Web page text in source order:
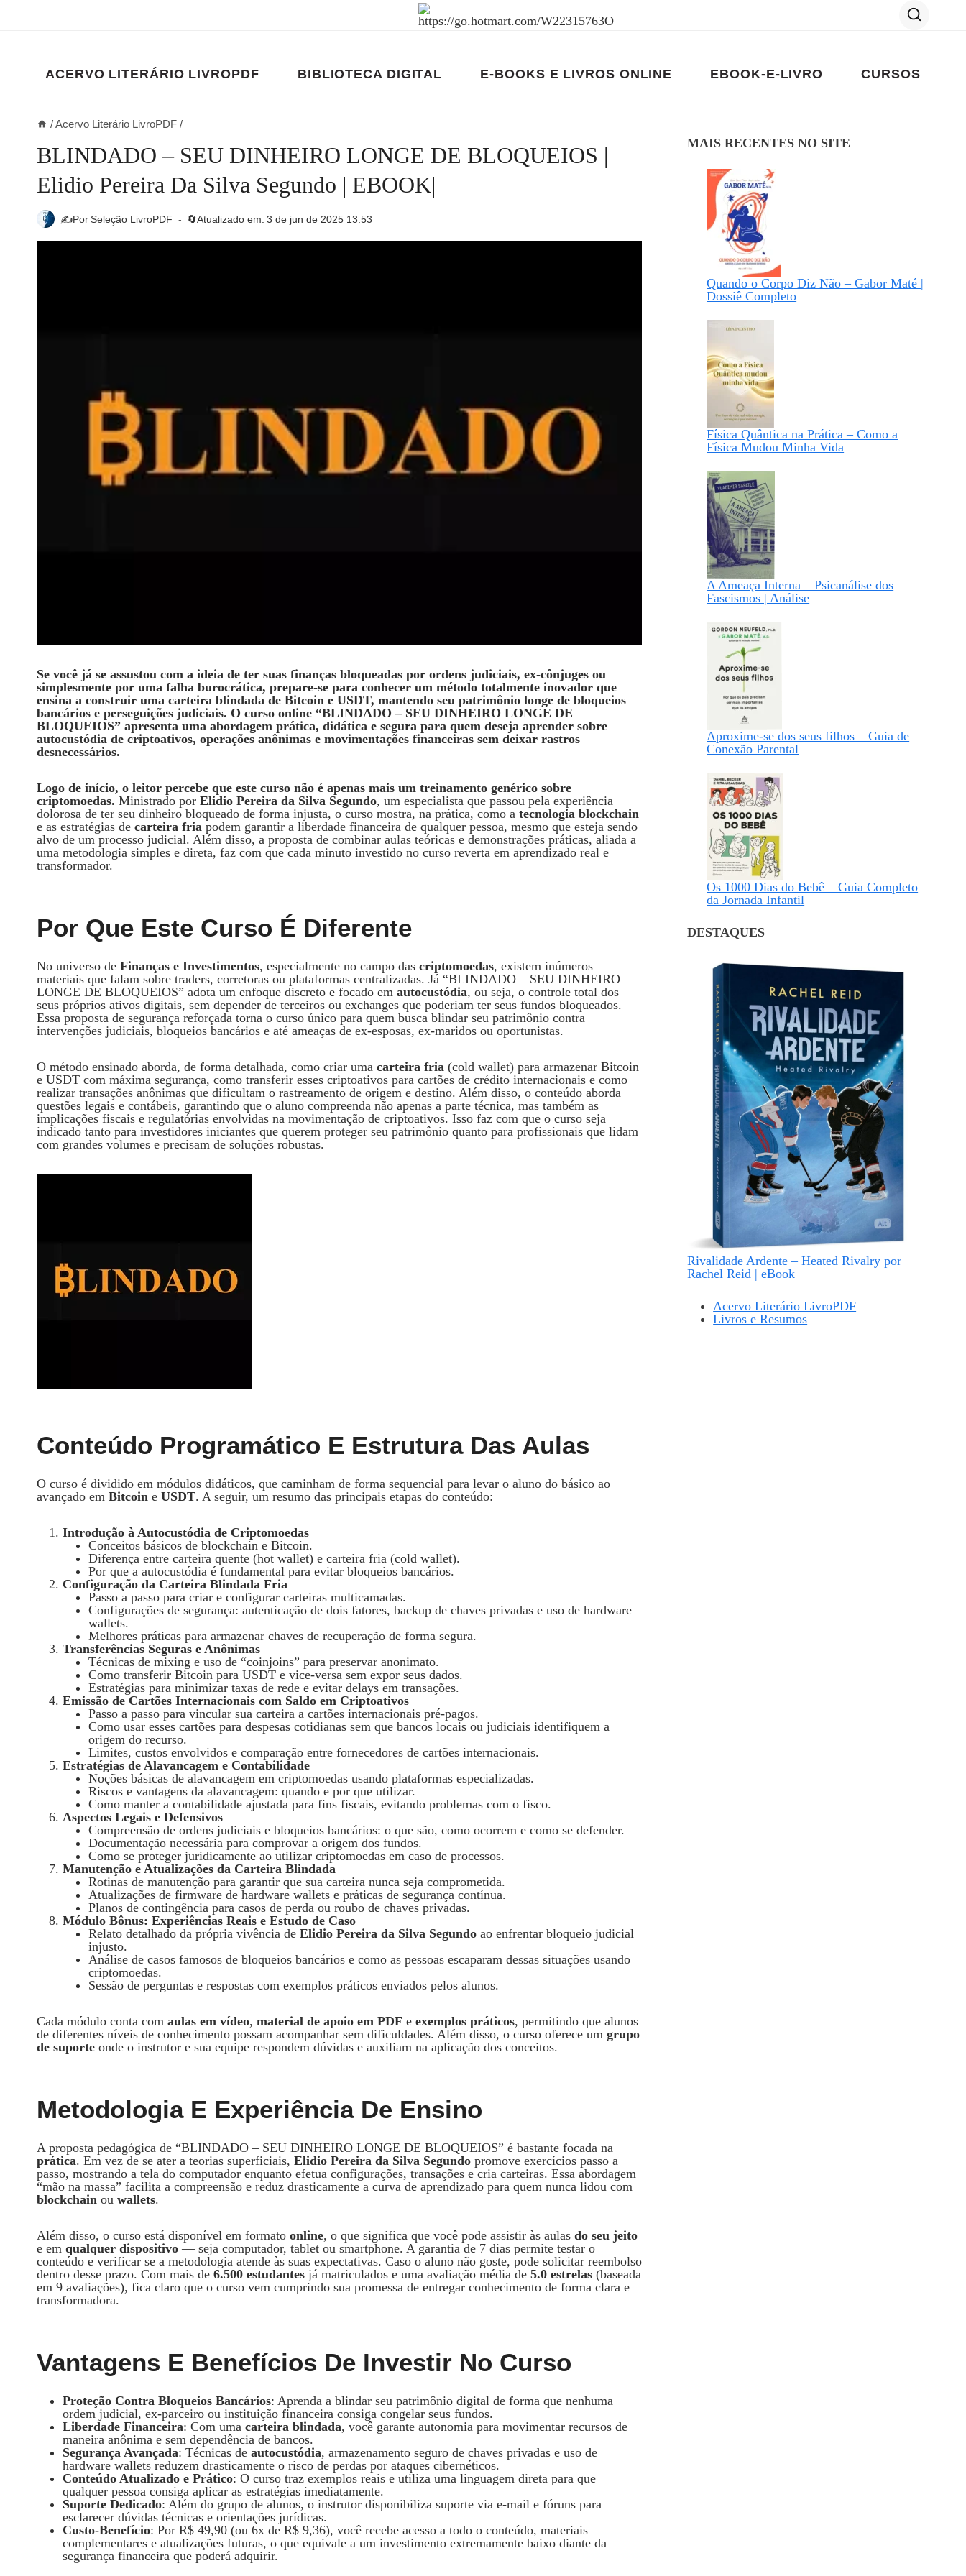
ACERVO LITERÁRIO LIVROPDF BIBLIOTECA DIGITAL E-BOOKS E LIVROS ONLINE EBOOK-E-LIVRO CURSOS
/Acervo Literário LivroPDF /
BLINDADO – SEU DINHEIRO LONGE DE BLOQUEIOS |
Elidio Pereira Da Silva Segundo | EBOOK|
✍️PorSeleção LivroPDF 🔄Atualizado em: 3 de jun de 2025 13:53
Se você já se assustou com a ideia de ter suas finanças bloqueadas por ordens judiciais, ex-cônjuges ou
simplesmente por uma falha burocrática, prepare-se para conhecer um método totalmente inovador que
ensina a construir uma carteira blindada de Bitcoin e USDT, mantendo seu patrimônio longe de bloqueios
bancários e perseguições judiciais. O curso online “BLINDADO – SEU DINHEIRO LONGE DE
BLOQUEIOS” apresenta uma abordagem prática, didática e segura para quem deseja aprender sobre
autocustódia de criptoativos, operações anônimas e movimentações financeiras sem deixar rastros
desnecessários.
Logo de início, o leitor percebe que este curso não é apenas mais um treinamento genérico sobre
criptomoedas. Ministrado por Elidio Pereira da Silva Segundo, um especialista que passou pela experiência
dolorosa de ter seu dinheiro bloqueado de forma injusta, o curso mostra, na prática, como a tecnologia blockchain
e as estratégias de carteira fria podem garantir a liberdade financeira de qualquer pessoa, mesmo que esteja sendo
alvo de um processo judicial. Além disso, a proposta de combinar aulas teóricas e demonstrações práticas, aliada a
uma metodologia simples e direta, faz com que cada minuto investido no curso reverta em aprendizado real e
transformador.
Por Que Este Curso É Diferente
No universo de Finanças e Investimentos, especialmente no campo das criptomoedas, existem inúmeros
materiais que falam sobre traders, corretoras ou plataformas centralizadas. Já “BLINDADO – SEU DINHEIRO
LONGE DE BLOQUEIOS” adota um enfoque discreto e focado em autocustódia, ou seja, o controle total dos
seus próprios ativos digitais, sem depender de terceiros ou exchanges que poderiam ter seus fundos bloqueados.
Essa proposta de segurança reforçada torna o curso único para quem busca blindar seu patrimônio contra
intervenções judiciais, bloqueios bancários e até ameaças de ex-esposas, ex-maridos ou oportunistas.
O método ensinado aborda, de forma detalhada, como criar uma carteira fria (cold wallet) para armazenar Bitcoin
e USDT com máxima segurança, como transferir esses criptoativos para cartões de crédito internacionais e como
realizar transações anônimas que dificultam o rastreamento de origem e destino. Além disso, o conteúdo aborda
questões legais e contábeis, garantindo que o aluno compreenda não apenas a parte técnica, mas também as
implicações fiscais e regulatórias envolvidas na movimentação de criptoativos. Isso faz com que o curso seja
indicado tanto para investidores iniciantes que querem proteger seu patrimônio quanto para profissionais que lidam
com grandes volumes e precisam de soluções robustas.
Conteúdo Programático E Estrutura Das Aulas
O curso é dividido em módulos didáticos, que caminham de forma sequencial para levar o aluno do básico ao
avançado em Bitcoin e USDT. A seguir, um resumo das principais etapas do conteúdo:
Introdução à Autocustódia de Criptomoedas
Conceitos básicos de blockchain e Bitcoin.
Diferença entre carteira quente (hot wallet) e carteira fria (cold wallet).
Por que a autocustódia é fundamental para evitar bloqueios bancários.
Configuração da Carteira Blindada Fria
Passo a passo para criar e configurar carteiras multicamadas.
Configurações de segurança: autenticação de dois fatores, backup de chaves privadas e uso de hardware
wallets.
Melhores práticas para armazenar chaves de recuperação de forma segura.
Transferências Seguras e Anônimas
Técnicas de mixing e uso de “coinjoins” para preservar anonimato.
Como transferir Bitcoin para USDT e vice-versa sem expor seus dados.
Estratégias para minimizar taxas de rede e evitar delays em transações.
Emissão de Cartões Internacionais com Saldo em Criptoativos
Passo a passo para vincular sua carteira a cartões internacionais pré-pagos.
Como usar esses cartões para despesas cotidianas sem que bancos locais ou judiciais identifiquem a
origem do recurso.
Limites, custos envolvidos e comparação entre fornecedores de cartões internacionais.
Estratégias de Alavancagem e Contabilidade
Noções básicas de alavancagem em criptomoedas usando plataformas especializadas.
Riscos e vantagens da alavancagem: quando e por que utilizar.
Como manter a contabilidade ajustada para fins fiscais, evitando problemas com o fisco.
Aspectos Legais e Defensivos
Compreensão de ordens judiciais e bloqueios bancários: o que são, como ocorrem e como se defender.
Documentação necessária para comprovar a origem dos fundos.
Como se proteger juridicamente ao utilizar criptomoedas em caso de processos.
Manutenção e Atualizações da Carteira Blindada
Rotinas de manutenção para garantir que sua carteira nunca seja comprometida.
Atualizações de firmware de hardware wallets e práticas de segurança contínua.
Planos de contingência para casos de perda ou roubo de chaves privadas.
Módulo Bônus: Experiências Reais e Estudo de Caso
Relato detalhado da própria vivência de Elidio Pereira da Silva Segundo ao enfrentar bloqueio judicial
injusto.
Análise de casos famosos de bloqueios bancários e como as pessoas escaparam dessas situações usando
criptomoedas.
Sessão de perguntas e respostas com exemplos práticos enviados pelos alunos.
Cada módulo conta com aulas em vídeo, material de apoio em PDF e exemplos práticos, permitindo que alunos
de diferentes níveis de conhecimento possam acompanhar sem dificuldades. Além disso, o curso oferece um grupo
de suporte onde o instrutor e sua equipe respondem dúvidas e auxiliam na aplicação dos conceitos.
Metodologia E Experiência De Ensino
A proposta pedagógica de “BLINDADO – SEU DINHEIRO LONGE DE BLOQUEIOS” é bastante focada na
prática. Em vez de se ater a teorias superficiais, Elidio Pereira da Silva Segundo promove exercícios passo a
passo, mostrando a tela do computador enquanto efetua configurações, transações e cria carteiras. Essa abordagem
“mão na massa” facilita a compreensão e reduz drasticamente a curva de aprendizado para quem nunca lidou com
blockchain ou wallets.
Além disso, o curso está disponível em formato online, o que significa que você pode assistir às aulas do seu jeito
e em qualquer dispositivo — seja computador, tablet ou smartphone. A garantia de 7 dias permite testar o
conteúdo e verificar se a metodologia atende às suas expectativas. Caso o aluno não goste, pode solicitar reembolso
dentro desse prazo. Com mais de 6.500 estudantes já matriculados e uma avaliação média de 5.0 estrelas (baseada
em 9 avaliações), fica claro que o curso vem cumprindo sua promessa de entregar conhecimento de forma clara e
transformadora.
Vantagens E Benefícios De Investir No Curso
Proteção Contra Bloqueios Bancários: Aprenda a blindar seu patrimônio digital de forma que nenhuma
ordem judicial, ex-parceiro ou instituição financeira consiga congelar seus fundos.
Liberdade Financeira: Com uma carteira blindada, você garante autonomia para movimentar recursos de
maneira anônima e sem dependência de bancos.
Segurança Avançada: Técnicas de autocustódia, armazenamento seguro de chaves privadas e uso de
hardware wallets reduzem drasticamente o risco de perdas por ataques cibernéticos.
Conteúdo Atualizado e Prático: O curso traz exemplos reais e utiliza uma linguagem direta para que
qualquer pessoa consiga aplicar as estratégias imediatamente.
Suporte Dedicado: Além do grupo de alunos, o instrutor disponibiliza suporte via e-mail e fóruns para
esclarecer dúvidas técnicas e orientações jurídicas.
Custo-Benefício: Por R$ 49,90 (ou 6x de R$ 9,36), você recebe acesso a todo o conteúdo, materiais
complementares e atualizações futuras, o que equivale a um investimento extremamente baixo diante da
segurança financeira que poderá adquirir.
MAIS RECENTES NO SITE
Quando o Corpo Diz Não – Gabor Maté |
Dossiê Completo
Física Quântica na Prática – Como a
Física Mudou Minha Vida
A Ameaça Interna – Psicanálise dos
Fascismos | Análise
Aproxime-se dos seus filhos – Guia de
Conexão Parental
Os 1000 Dias do Bebê – Guia Completo
da Jornada Infantil
DESTAQUES
Rivalidade Ardente – Heated Rivalry por
Rachel Reid | eBook
Acervo Literário LivroPDF
Livros e Resumos